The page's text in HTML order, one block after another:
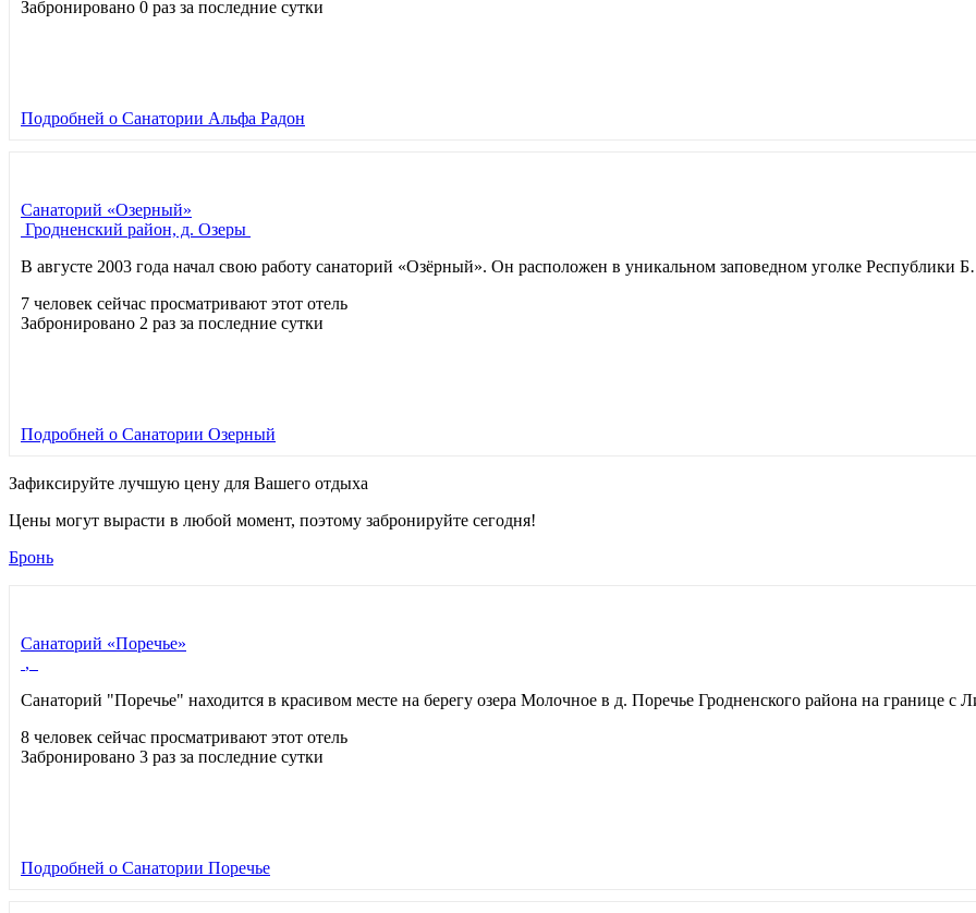
Забронировано 0 раз за последние сутки
Подробней о Санатории Альфа Радон
Санаторий «Озерный»
Гродненский район, д. Озеры
В августе 2003 года начал свою работу санаторий «Озёрный». Он расположен в уникальном заповедном уголке Республики
7 человек сейчас просматривают этот отель
Забронировано 2 раз за последние сутки
Подробней о Санатории Озерный
Зафиксируйте лучшую цену для Вашего отдыха
Цены могут вырасти в любой момент, поэтому забронируйте сегодня!
Бронь
Санаторий «Поречье»
,
Санаторий "Поречье" находится в красивом месте на берегу озера Молочное в д. Поречье Гродненского района на границе с
8 человек сейчас просматривают этот отель
Забронировано 3 раз за последние сутки
Подробней о Санатории Поречье